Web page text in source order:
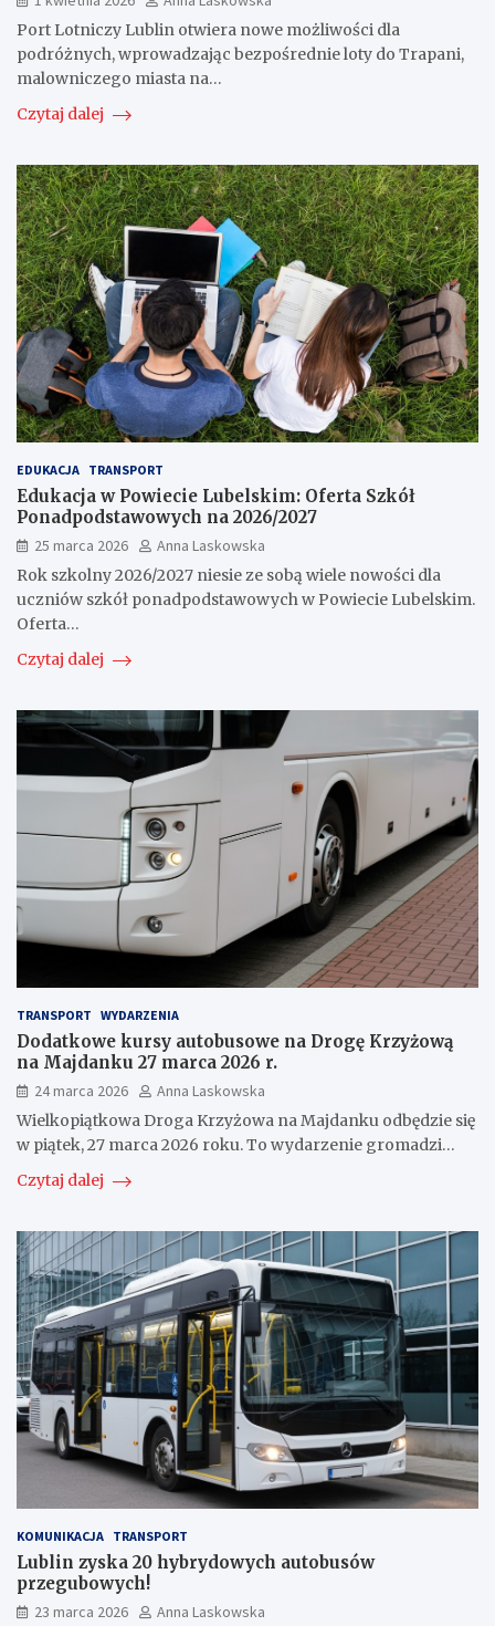
Port Lotniczy Lublin otwiera nowe możliwości dla
podróżnych, wprowadzając bezpośrednie loty do Trapani,
malowniczego miasta na…
Czytaj dalej
EDUKACJA TRANSPORT
Edukacja w Powiecie Lubelskim: Oferta Szkół
Ponadpodstawowych na 2026/2027
25 marca 2026
Anna Laskowska
Rok szkolny 2026/2027 niesie ze sobą wiele nowości dla
uczniów szkół ponadpodstawowych w Powiecie Lubelskim.
Oferta…
Czytaj dalej
TRANSPORT WYDARZENIA
Dodatkowe kursy autobusowe na Drogę Krzyżową
na Majdanku 27 marca 2026 r.
24 marca 2026
Anna Laskowska
Wielkopiątkowa Droga Krzyżowa na Majdanku odbędzie się
w piątek, 27 marca 2026 roku. To wydarzenie gromadzi…
Czytaj dalej
KOMUNIKACJA TRANSPORT
Lublin zyska 20 hybrydowych autobusów
przegubowych!
23 marca 2026
Anna Laskowska